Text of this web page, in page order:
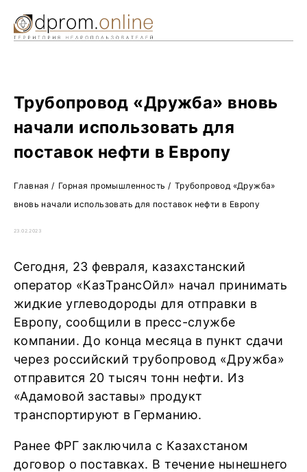
Трубопровод «Дружба» вновь
начали использовать для
поставок нефти в Европу
Главная / Горная промышленность / Трубопровод «Дружба»
вновь начали использовать для поставок нефти в Европу
23.02.2023
Сегодня, 23 февраля, казахстанский
оператор «КазТрансОйл» начал принимать
жидкие углеводороды для отправки в
Европу, сообщили в пресс-службе
компании. До конца месяца в пункт сдачи
через российский трубопровод «Дружба»
отправится 20 тысяч тонн нефти. Из
«Адамовой заставы» продукт
транспортируют в Германию.
Ранее ФРГ заключила с Казахстаном
договор о поставках. В течение нынешнего